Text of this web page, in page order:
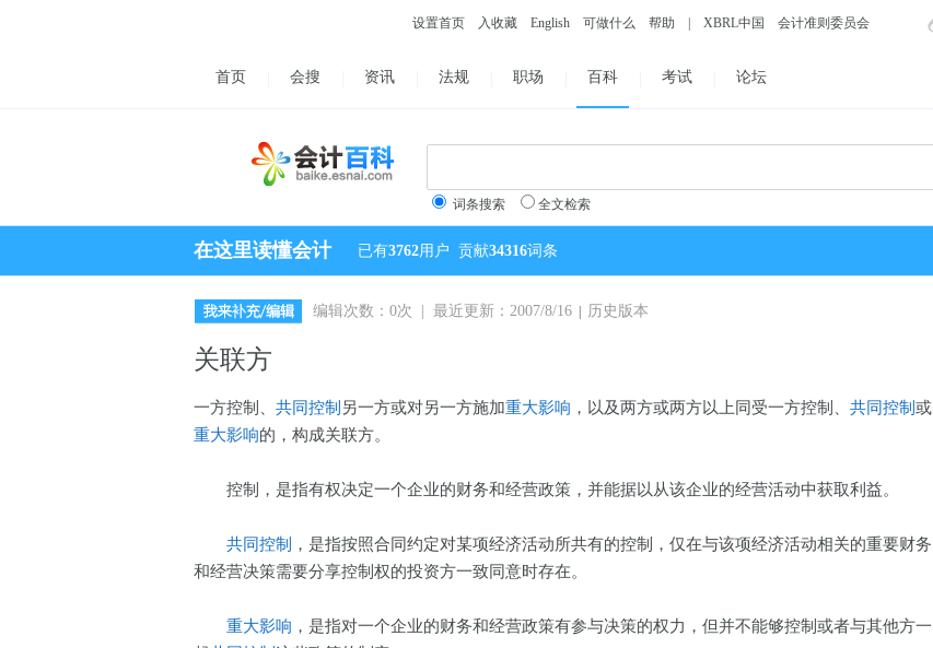
设置首页 入收藏 English 可做什么 帮助 XBRL中国 会计准则委员会
首页 会搜 资讯 法规 职场 百科 考试 论坛
词条搜索 全文检索
在这里读懂会计 已有3762用户 贡献34316词条
编辑次数：0次 | 最近更新：2007/8/16 历史版本
关联方
一方控制、 共同控制 另一方或对另一方施加重大影响 ，以及两方或两方以上同受一方控制、 共同控制 或
重大影响的，构成关联方。
控制，是指有权决定一个企业的财务和经营政策，并能据以从该企业的经营活动中获取利益。
共同控制
，是指按照合同约定对某项经济活动所共有的控制，仅在与该项经济活动相关的重要财务
和经营决策需要分享控制权的投资方一致同意时存在。
重大影响 ，是指对一个企业的财务和经营政策有参与决策的权力，但并不能够控制或者与其他方一